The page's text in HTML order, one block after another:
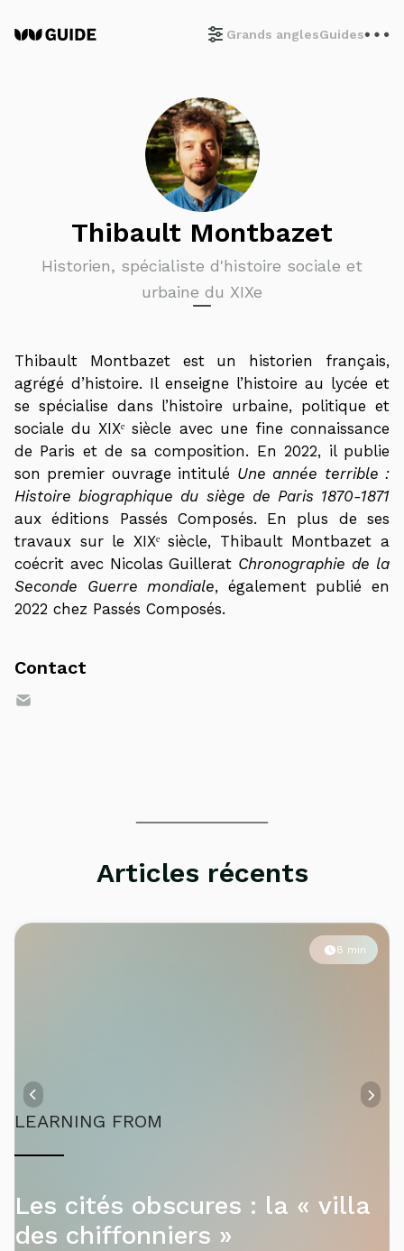
Grands anglesGuides
Thibault Montbazet
Historien, spécialiste d'histoire sociale et
urbaine du XIXe
Thibault Montbazet est un historien français,
agrégé d’histoire. Il enseigne l’histoire au lycée et
se spécialise dans l’histoire urbaine, politique et
sociale du XIXᵉ siècle avec une fine connaissance
de Paris et de sa composition. En 2022, il publie
son premier ouvrage intitulé Une année terrible :
Histoire biographique du siège de Paris 1870-1871
aux éditions Passés Composés. En plus de ses
travaux sur le XIXᵉ siècle, Thibault Montbazet a
coécrit avec Nicolas Guillerat Chronographie de la
Seconde Guerre mondiale, également publié en
2022 chez Passés Composés.
Contact
Articles récents
8 min
LEARNING FROM
Les cités obscures : la « villa
des chiffonniers »